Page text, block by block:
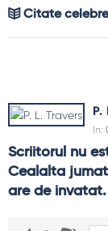
Citate celebre
In:
Scriitorul nu
Cealalta
are de invatat.